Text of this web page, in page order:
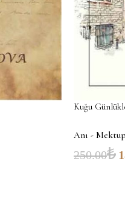
Kuğu
Anı -
250.00₺